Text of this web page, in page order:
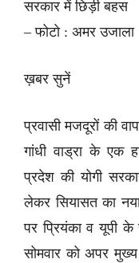
सरकार में छिड़ी बहस
– फोटो : अमर उजाला
ख़बर सुनें
प्रवासी मजदूरों की
गांधी वाड्रा के एक
प्रदेश की योगी
लेकर सियासत का
पर प्रियंका व यूपी
सोमवार को अपर